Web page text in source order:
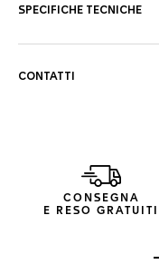
azzurrata e lancette e
satinato si abbina al
SPECIFICHE TECNICHE
CONTATTI
CONSEGNA
E RESO GRATUITI